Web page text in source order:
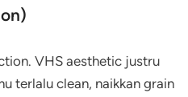
VHS aesthetic justru
terlalu clean, naikkan grain